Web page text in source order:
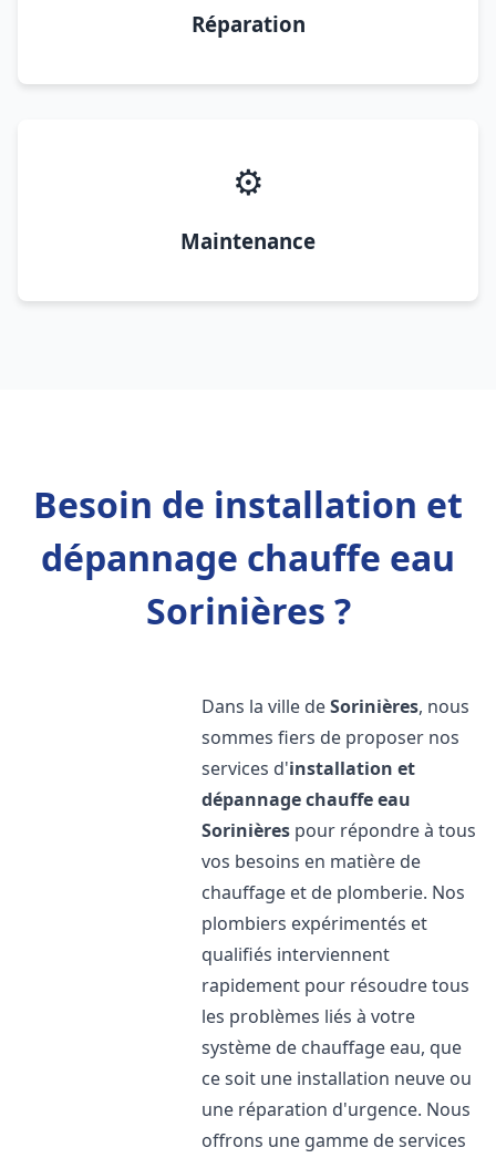
Réparation
⚙️
Maintenance
Besoin de installation et
dépannage chauffe eau
Sorinières ?
Dans la ville deSorinières, nous
sommes fiers de proposer nos
services d'installation et
dépannage chauffe eau
Sorinières pour répondre à tous
vos besoins en matière de
chauffage et de plomberie. Nos
plombiers expérimentés et
qualifiés interviennent
rapidement pour résoudre tous
les problèmes liés à votre
système de chauffage eau, que
ce soit une installation neuve ou
une réparation d'urgence. Nous
offrons une gamme de services